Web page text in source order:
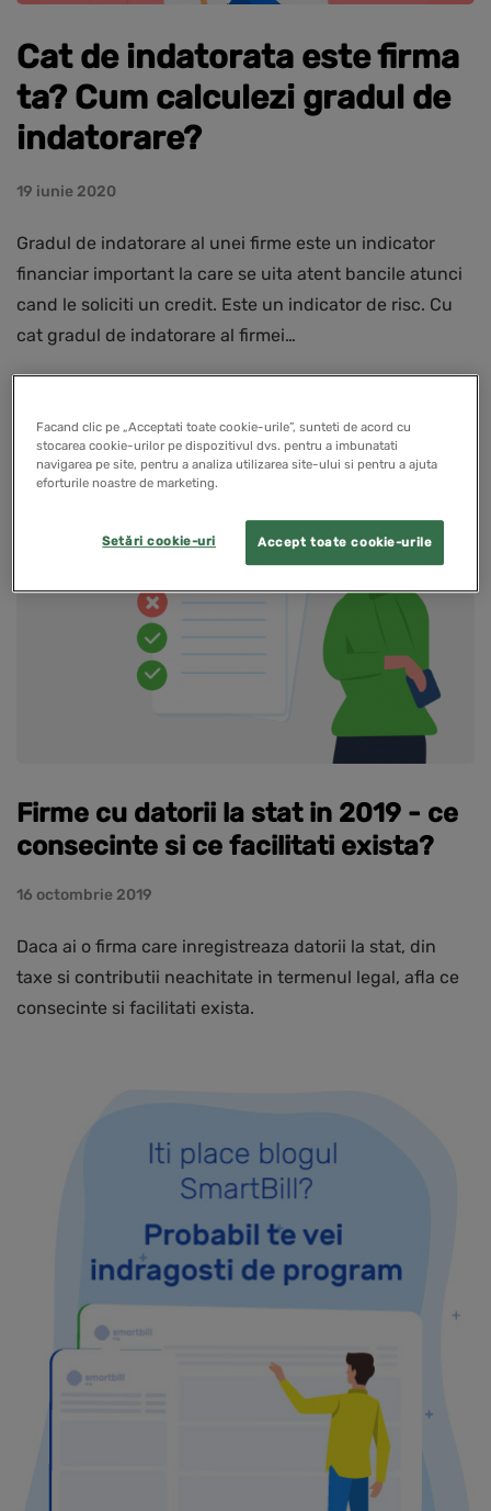
Cat de indatorata este firma
ta? Cum calculezi gradul de
indatorare?
19 iunie 2020
Gradul de indatorare al unei firme este un indicator
financiar important la care se uita atent bancile atunci
cand le soliciti un credit. Este un indicator de risc. Cu
cat gradul de indatorare al firmei…
Firme cu datorii la stat in 2019 - ce
consecinte si ce facilitati exista?
16 octombrie 2019
Daca ai o firma care inregistreaza datorii la stat, din
taxe si contributii neachitate in termenul legal, afla ce
consecinte si facilitati exista.
Facand clic pe „Acceptati toate cookie-urile”, sunteti de acord cu
stocarea cookie-urilor pe dispozitivul dvs. pentru a imbunatati
navigarea pe site, pentru a analiza utilizarea site-ului si pentru a ajuta
eforturile noastre de marketing.
Accept toate cookie-urile
Setări cookie-uri